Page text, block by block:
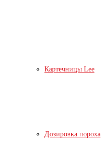
Картечницы Lee
Дозировка пороха